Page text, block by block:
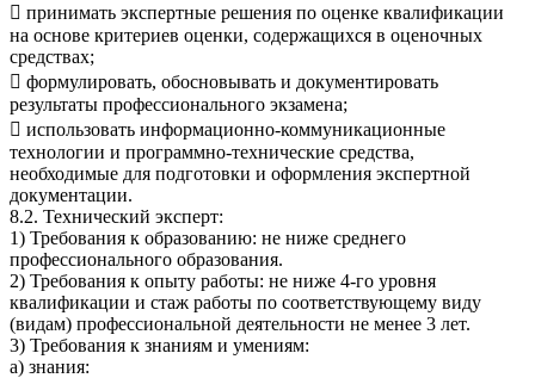
 принимать экспертные решения по оценке квалификации
на основе критериев оценки, содержащихся в оценочных
средствах;
 формулировать, обосновывать и документировать
результаты профессионального экзамена;
 использовать информационно-коммуникационные
технологии и программно-технические средства,
необходимые для подготовки и оформления экспертной
документации.
8.2. Технический эксперт:
1) Требования к образованию: не ниже среднего
профессионального образования.
2) Требования к опыту работы: не ниже 4-го уровня
квалификации и стаж работы по соответствующему виду
(видам) профессиональной деятельности не менее 3 лет.
3) Требования к знаниям и умениям:
а) знания: